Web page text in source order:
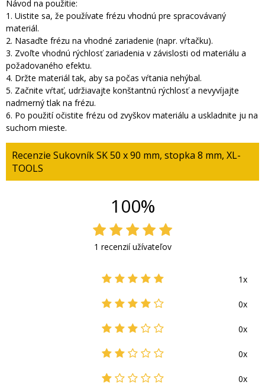
Návod na použitie:
1. Uistite sa, že používate frézu vhodnú pre spracovávaný
materiál.
2. Nasaďte frézu na vhodné zariadenie (napr. vŕtačku).
3. Zvoľte vhodnú rýchlosť zariadenia v závislosti od materiálu a
požadovaného efektu.
4. Držte materiál tak, aby sa počas vŕtania nehýbal.
5. Začnite vŕtať, udržiavajte konštantnú rýchlosť a nevyvíjajte
nadmerný tlak na frézu.
6. Po použití očistite frézu od zvyškov materiálu a uskladnite ju na
suchom mieste.
Recenzie Sukovník SK 50 x 90 mm, stopka 8 mm, XL-
TOOLS
100%
1 recenzií užívateľov
1x
0x
0x
0x
0x